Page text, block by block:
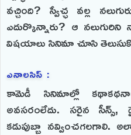
వచ్చింది? స్వేచ్ఛ వల్ల
ఎదుర్కొన్నారు? ఆ
విషయాలు సినిమా చూసి
ఎనాలసిస్ :
కామెడీ సినిమాల్లో
అవసరంలేదు. సరైన సీన్స్,
కడుపుబ్బా నవ్వించగలగాలి.